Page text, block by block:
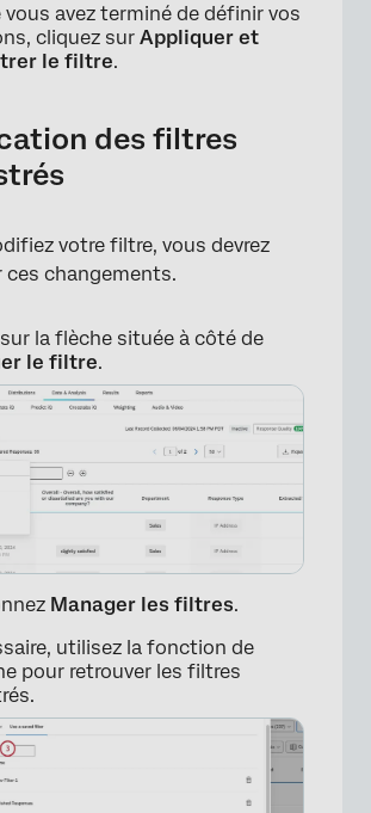
×
vous avez terminé de définir vos
cliquez sur Appliquer et
le filtre.
des filtres
votre filtre, vous devrez
ces changements.
la flèche située à côté de
le filtre.
Manager les filtres.
utilisez la fonction de
pour retrouver les filtres